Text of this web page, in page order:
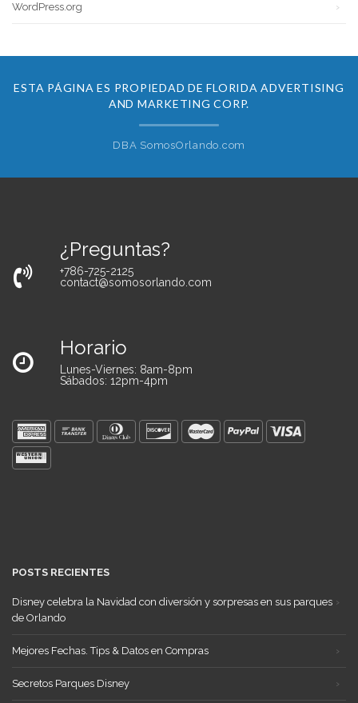
WordPress.org
ESTA PÁGINA ES PROPIEDAD DE FLORIDA ADVERTISING
AND MARKETING CORP.
DBA SomosOrlando.com
¿Preguntas?
+786-725-2125
contact@somosorlando.com
Horario
Lunes-Viernes: 8am-8pm
Sábados: 12pm-4pm
POSTS RECIENTES
Disney celebra la Navidad con diversión y sorpresas en sus parques
de Orlando
Mejores Fechas. Tips & Datos en Compras
Secretos Parques Disney